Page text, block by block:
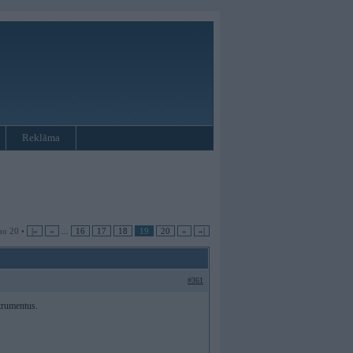
Reklāma
20 • |« « 16 17 18 19 20 » »|
#361